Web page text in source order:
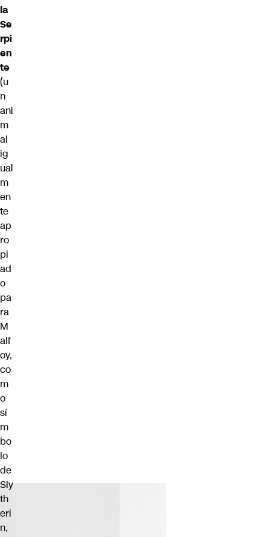
la
Se
rpi
en
te
(u
n
ani
m
al
ig
ual
m
en
te
ap
ro
pi
ad
o
pa
ra
M
alf
oy,
co
m
o
sí
m
bo
lo
de
Sly
th
eri
n,